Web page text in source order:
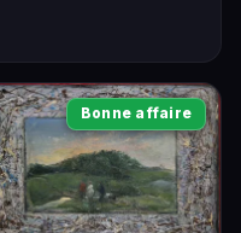
Bonne affaire